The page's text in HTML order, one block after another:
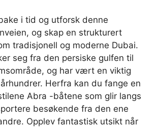
i tid og utforsk denne
og skap en strukturert
tradisjonell og moderne Dubai.
seg fra den persiske gulfen til
og har vært en viktig
Herfra kan du fange en
Abra -båtene som glir langs
besøkende fra den ene
Opplev fantastisk utsikt når